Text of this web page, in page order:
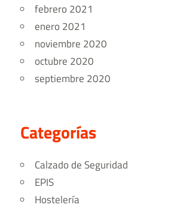
febrero 2021
enero 2021
noviembre 2020
octubre 2020
septiembre 2020
Categorías
Calzado de Seguridad
EPIS
Hostelería